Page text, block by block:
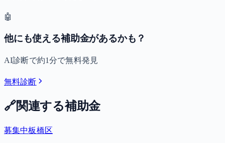
🤖
他にも使える補助金があるかも？
AI診断で約1分で無料発見
無料診断
🔗関連する補助金
募集中板橋区